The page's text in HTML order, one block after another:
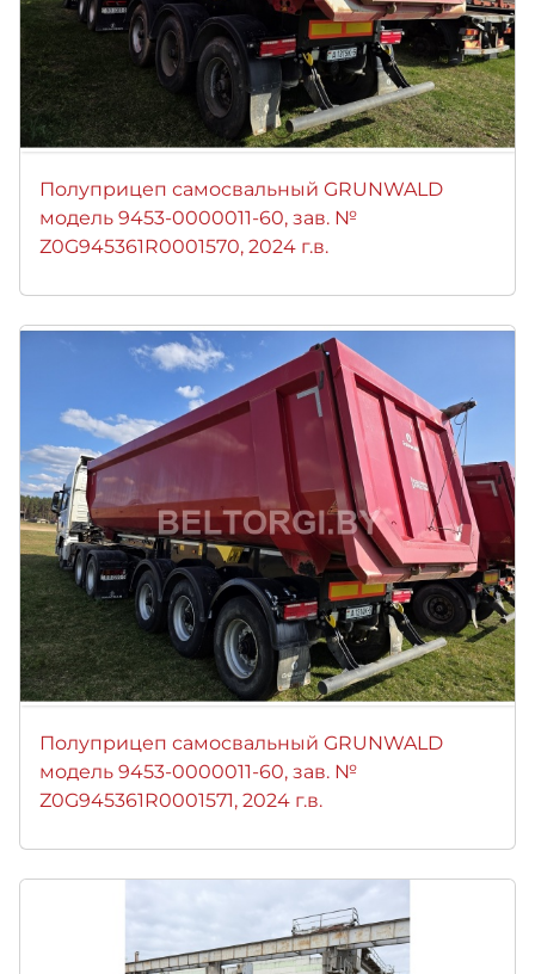
Полуприцеп самосвальный GRUNWALD
модель 9453-0000011-60, зав. №
Z0G945361R0001570, 2024 г.в.
Полуприцеп самосвальный GRUNWALD
модель 9453-0000011-60, зав. №
Z0G945361R0001571, 2024 г.в.